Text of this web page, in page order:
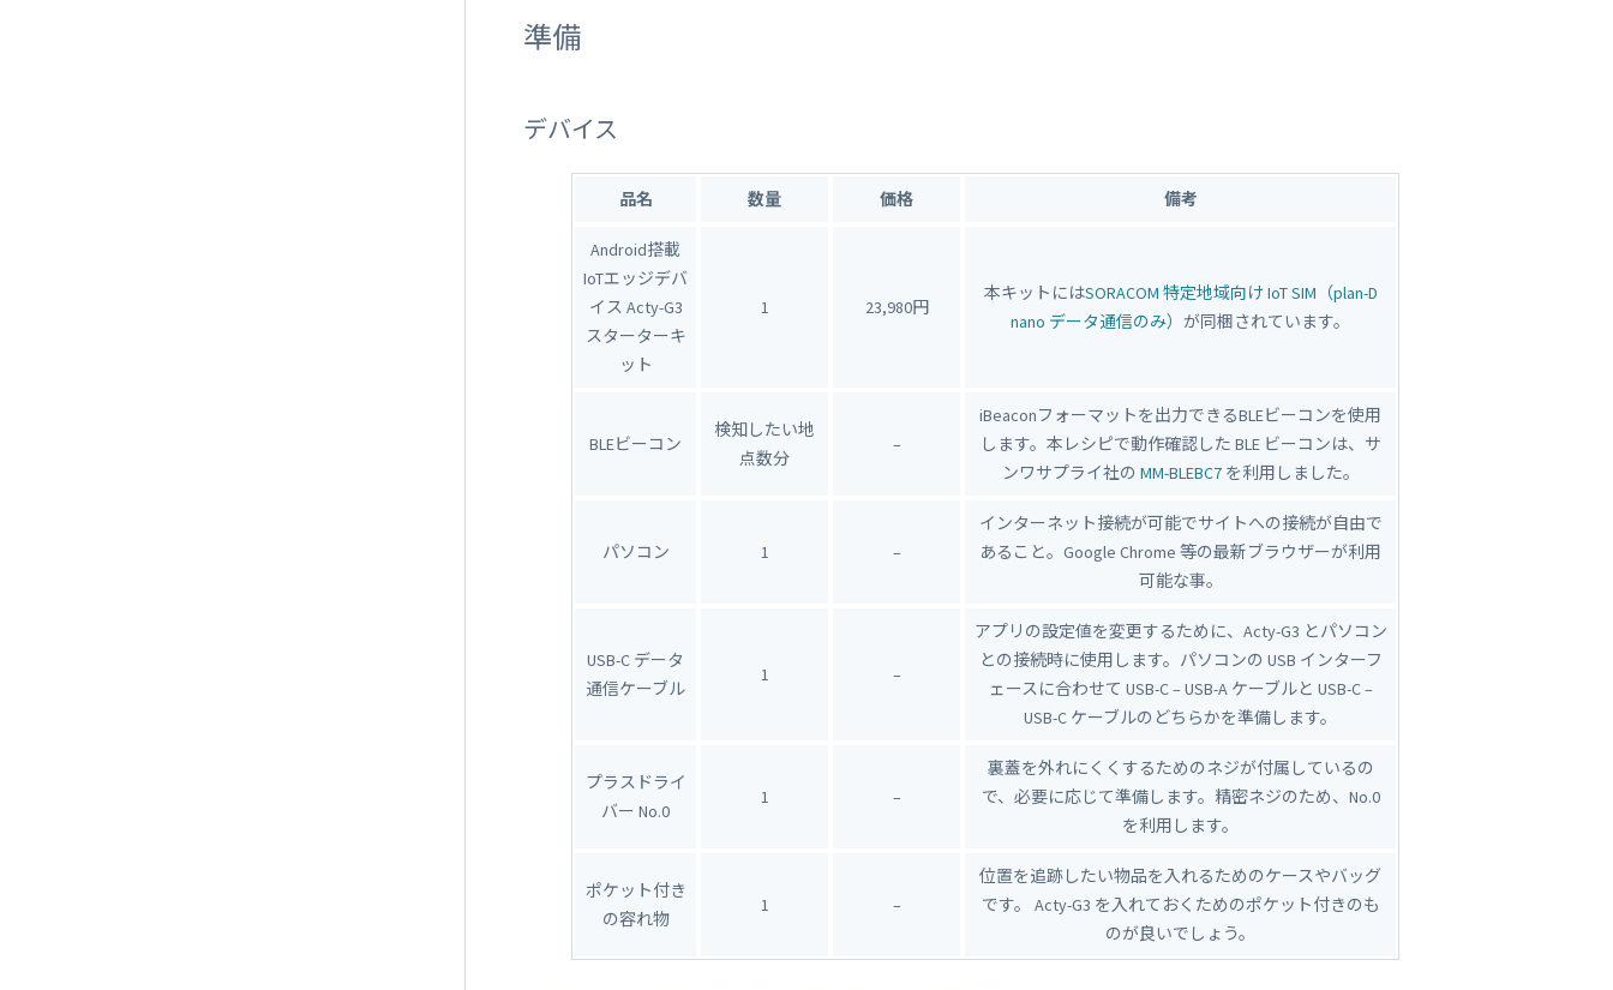
準備
デバイス
品名 数量 価格 備考
Android搭載
IoTエッジデバ
イス Acty-G3
スターターキ
ット
1 23,980円
本キットにはSORACOM 特定地域向け IoT SIM（plan-D
nano データ通信のみ） が同梱されています。
BLEビーコン
検知したい地
点数分
–
iBeaconフォーマットを出力できるBLEビーコンを使用
します。本レシピで動作確認した BLE ビーコンは、サ
ンワサプライ社の MM-BLEBC7を利用しました。
パソコン 1 –
インターネット接続が可能でサイトへの接続が自由で
あること。Google Chrome 等の最新ブラウザーが利用
可能な事。
USB-C データ
通信ケーブル
1 –
アプリの設定値を変更するために、Acty-G3 とパソコン
との接続時に使用します。パソコンの USB インターフ
ェースに合わせて USB-C – USB-A ケーブルと USB-C –
USB-C ケーブルのどちらかを準備します。
プラスドライ
バー No.0
1 –
裏蓋を外れにくくするためのネジが付属しているの
で、必要に応じて準備します。精密ネジのため、No.0
を利用します。
ポケット付き
の容れ物
1 –
位置を追跡したい物品を入れるためのケースやバッグ
です。 Acty-G3 を入れておくためのポケット付きのも
のが良いでしょう。